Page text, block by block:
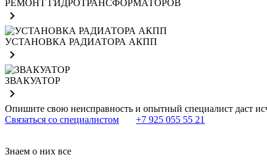
РЕМОНТ ГИДРОТРАНСФОРМАТОРОВ
navigate_next
УСТАНОВКА РАДИАТОРА АКПП
navigate_next
ЗВАКУАТОР
navigate_next
Опишите свою неисправность и опытный специалист даст
Связаться со специалистом
+7 925 055 55 21
Знаем о них все